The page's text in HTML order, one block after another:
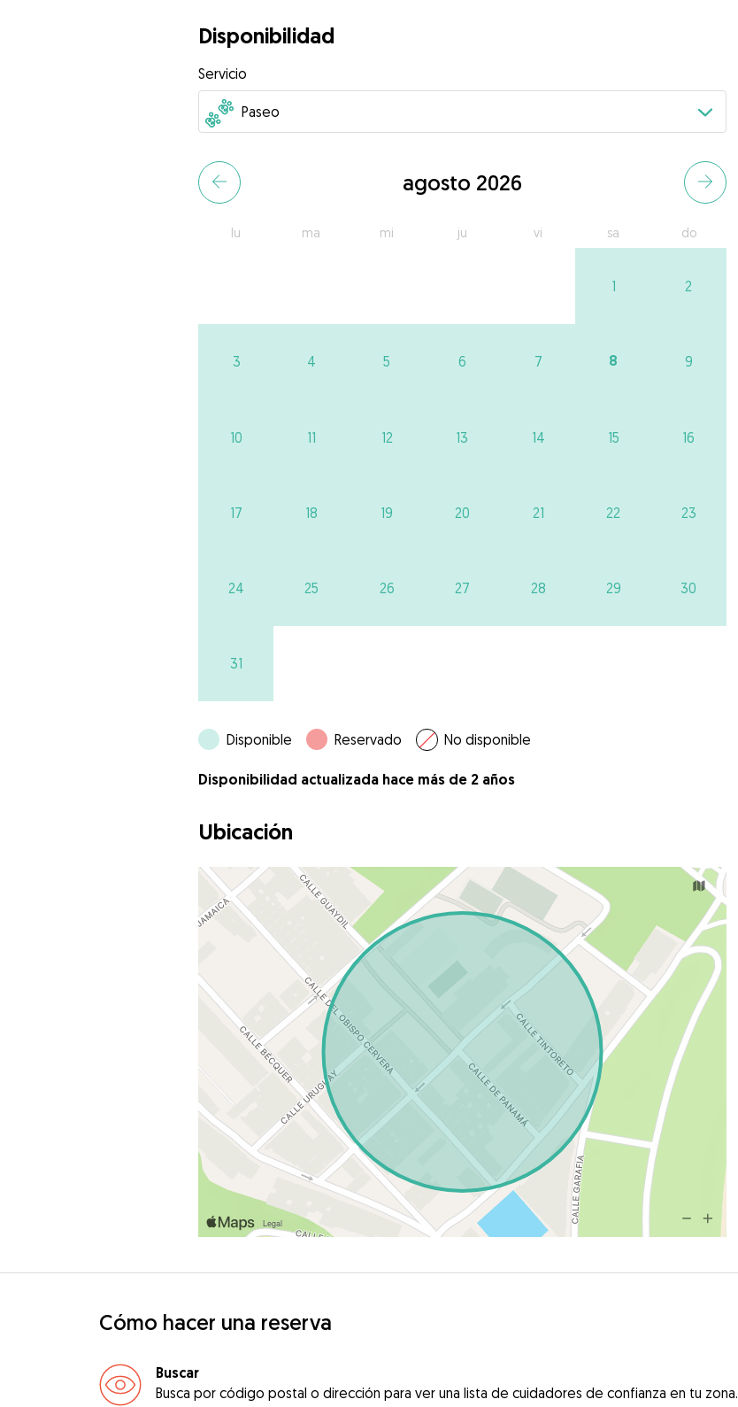
Disponibilidad
Servicio
agosto 2026
lu ma mi ju vi sa do
1 2
3 4 5 6 7 8 9
10 11 12 13 14 15 16
17 18 19 20 21 22 23
24 25 26 27 28 29 30
31
Disponible Reservado No disponible
Disponibilidad actualizada hace más de 2 años
Ubicación
Cómo hacer una reserva
Buscar
Busca por código postal o dirección para ver una lista de cuidadores de confianza en tu zona.